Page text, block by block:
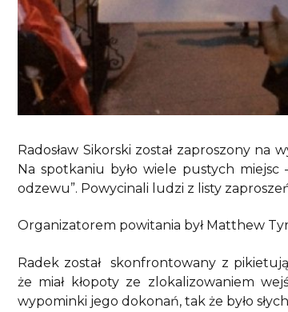
Radosław Sikorski został zaproszony
Na spotkaniu było wiele pustych
odzewu”. Powycinali ludzi z listy
Organizatorem powitania był Matthew
Radek został skonfrontowany z
że miał kłopoty ze zlokalizowaniem
wypominki jego dokonań, tak że było